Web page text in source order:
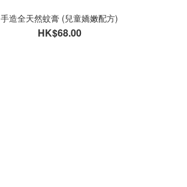
手造全天然蚊膏 (兒童嬌嫩配方)
HK$68.00